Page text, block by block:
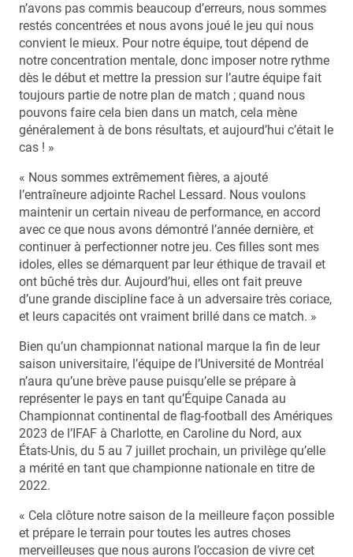
n’avons pas commis beaucoup d’erreurs, nous sommes
restés concentrées et nous avons joué le jeu qui nous
convient le mieux. Pour notre équipe, tout dépend de
notre concentration mentale, donc imposer notre rythme
dès le début et mettre la pression sur l’autre équipe fait
toujours partie de notre plan de match ; quand nous
pouvons faire cela bien dans un match, cela mène
généralement à de bons résultats, et aujourd’hui c’était le
cas ! »
« Nous sommes extrêmement fières, a ajouté
l’entraîneure adjointe Rachel Lessard. Nous voulons
maintenir un certain niveau de performance, en accord
avec ce que nous avons démontré l’année dernière, et
continuer à perfectionner notre jeu. Ces filles sont mes
idoles, elles se démarquent par leur éthique de travail et
ont bûché très dur. Aujourd’hui, elles ont fait preuve
d’une grande discipline face à un adversaire très coriace,
et leurs capacités ont vraiment brillé dans ce match. »
Bien qu’un championnat national marque la fin de leur
saison universitaire, l’équipe de l’Université de Montréal
n’aura qu’une brève pause puisqu’elle se prépare à
représenter le pays en tant qu’Équipe Canada au
Championnat continental de flag-football des Amériques
2023 de l’IFAF à Charlotte, en Caroline du Nord, aux
États-Unis, du 5 au 7 juillet prochain, un privilège qu’elle
a mérité en tant que championne nationale en titre de
2022.
« Cela clôture notre saison de la meilleure façon possible
et prépare le terrain pour toutes les autres choses
merveilleuses que nous aurons l’occasion de vivre cet